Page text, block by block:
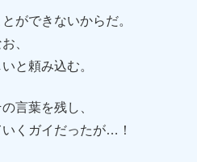
ができないからだ。
、
と頼み込む。
言葉を残し、
くガイだったが…！